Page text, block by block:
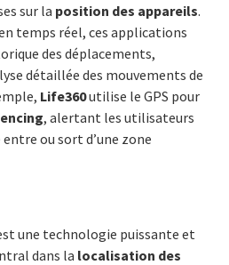
sur la position des appareils.
temps réel, ces applications
des déplacements,
détaillée des mouvements de
Life360utilise le GPS pour
, alertant les utilisateurs
ou sort d’une zone
une technologie puissante et
dans la localisation des